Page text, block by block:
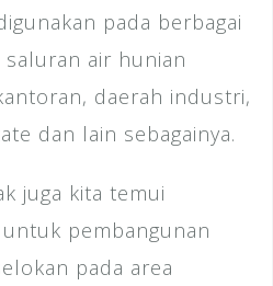
pada berbagai
air hunian
daerah industri,
dan lain sebagainya.
juga kita temui
pembangunan
pada area